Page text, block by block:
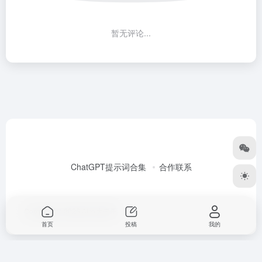
暂无评论...
ChatGPT提示词合集 合作联系
Copyright © 2026
首页 投稿 我的